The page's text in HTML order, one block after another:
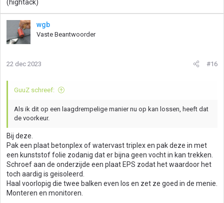
(hightack)
wgb
Vaste Beantwoorder
22 dec 2023 #16
GuuZ schreef:
Als ik dit op een laagdrempelige manier nu op kan lossen, heeft dat
de voorkeur.
Bij deze.
Pak een plaat betonplex of watervast triplex en pak deze in met
een kunststof folie zodanig dat er bijna geen vocht in kan trekken.
Schroef aan de onderzijde een plaat EPS zodat het waardoor het
toch aardig is geisoleerd.
Haal voorlopig die twee balken even los en zet ze goed in de menie.
Monteren en monitoren.